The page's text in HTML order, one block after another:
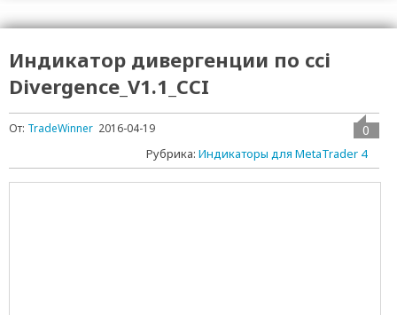
Индикатор дивергенции по cci
Divergence_V1.1_CCI
От: TradeWinner 2016-04-19 0
Рубрика: Индикаторы для MetaTrader 4